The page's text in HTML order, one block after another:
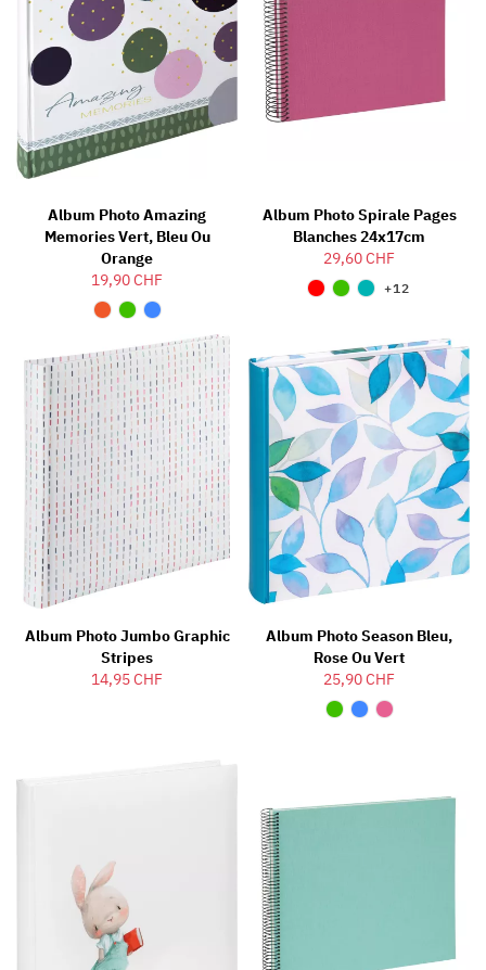
Album Photo Amazing
Memories Vert, Bleu Ou
Orange
19,90 CHF
Album Photo Spirale Pages
Blanches 24x17cm
29,60 CHF
+12
Album Photo Jumbo Graphic
Stripes
14,95 CHF
Album Photo Season Bleu,
Rose Ou Vert
25,90 CHF